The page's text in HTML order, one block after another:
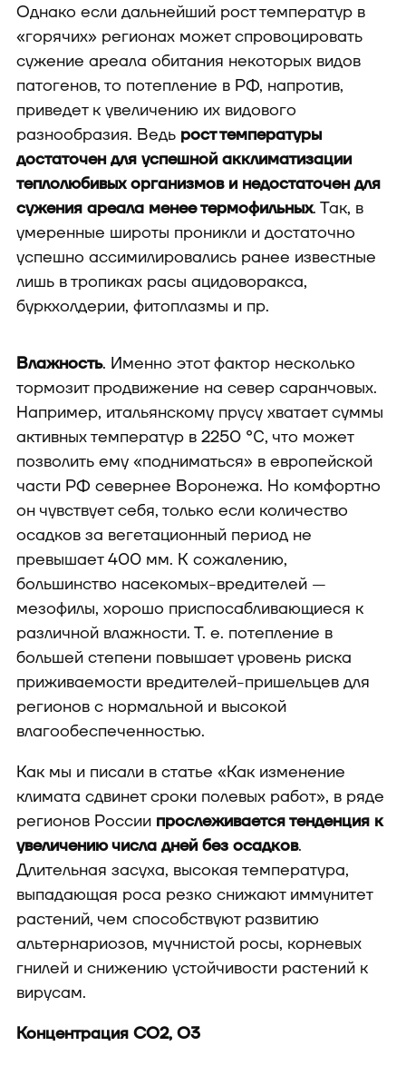
Однако если дальнейший рост температур в
«горячих» регионах может спровоцировать
сужение ареала обитания некоторых видов
патогенов, то потепление в РФ, напротив,
приведет к увеличению их видового
разнообразия. Ведь рост температуры
достаточен для успешной акклиматизации
теплолюбивых организмов и недостаточен для
сужения ареала менее термофильных. Так, в
умеренные широты проникли и достаточно
успешно ассимилировались ранее известные
лишь в тропиках расы ацидоворакса,
буркхолдерии, фитоплазмы и пр.
Влажность. Именно этот фактор несколько
тормозит продвижение на север саранчовых.
Например, итальянскому прусу хватает суммы
активных температур в 2250 ℃, что может
позволить ему «подниматься» в европейской
части РФ севернее Воронежа. Но комфортно
он чувствует себя, только если количество
осадков за вегетационный период не
превышает 400 мм. К сожалению,
большинство насекомых-вредителей —
мезофилы, хорошо приспосабливающиеся к
различной влажности. Т. е. потепление в
большей степени повышает уровень риска
приживаемости вредителей-пришельцев для
регионов с нормальной и высокой
влагообеспеченностью.
Как мы и писали в статье «Как изменение
климата сдвинет сроки полевых работ», в ряде
регионов России прослеживается тенденция к
увеличению числа дней без осадков.
Длительная засуха, высокая температура,
выпадающая роса резко снижают иммунитет
растений, чем способствуют развитию
альтернариозов, мучнистой росы, корневых
гнилей и снижению устойчивости растений к
вирусам.
Концентрация CO2, O3